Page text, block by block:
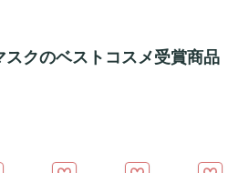
にあるアウター・ヘブリディーズ諸
クのベストコスメ受賞商品